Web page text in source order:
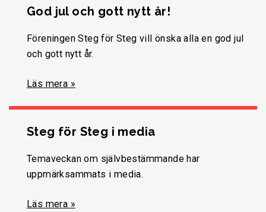
God jul och gott nytt år!
Föreningen Steg för Steg vill önska alla en god jul
och gott nytt år.
Läs mera »
Steg för Steg i media
Temaveckan om självbestämmande har
uppmärksammats i media.
Läs mera »